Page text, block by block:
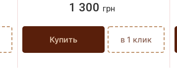
1 300 грн
Купить в 1 клик